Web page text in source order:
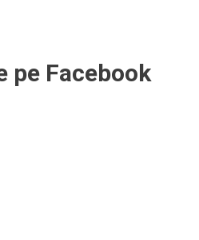
pe Facebook